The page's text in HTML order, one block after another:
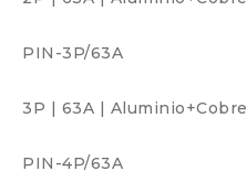
PIN-3P/63A
3P | 63A | Aluminio+Cobre
PIN-4P/63A